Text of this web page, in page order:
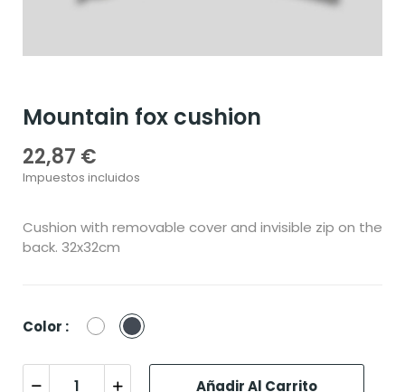
Mountain fox cushion
22,87 €
Impuestos incluidos
Cushion with removable cover and invisible zip on the
back. 32x32cm
Color : BlancoNegro
Añadir Al Carrito